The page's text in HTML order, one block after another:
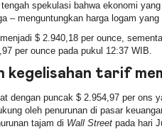
spekulasi bahwa ekonomi
– menguntungkan harga logam yang
$ 2.940,18 per ounce,
per ounce pada pukul 12:37 WIB.
kegelisahan tarif
dengan puncak $ 2.954,97 per ons
oleh penurunan di pasar
tajam di Wall Streetpada hari